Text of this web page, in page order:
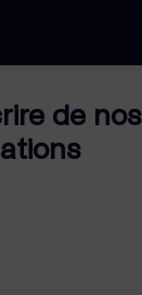
de nos